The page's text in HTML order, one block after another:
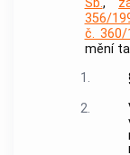
Sb.,
356/
č. 360/
mění
1.
2.